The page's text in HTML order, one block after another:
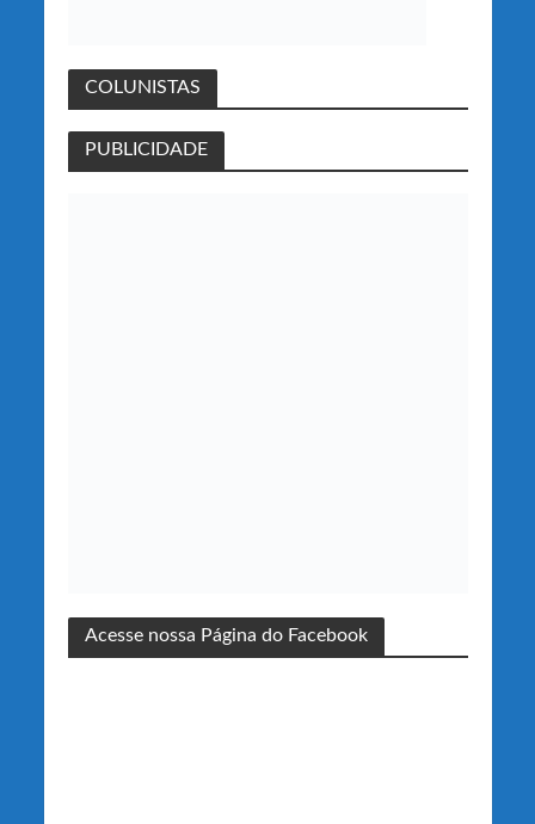
COLUNISTAS
PUBLICIDADE
Acesse nossa Página do Facebook